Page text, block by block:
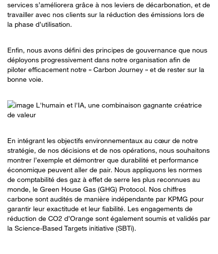
services s’améliorera grâce à nos leviers de décarbonation, et de
travailler avec nos clients sur la réduction des émissions lors de
la phase d’utilisation.
Enfin, nous avons défini des principes de gouvernance que nous
déployons progressivement dans notre organisation afin de
piloter efficacement notre « Carbon Journey » et de rester sur la
bonne voie.
En intégrant les objectifs environnementaux au cœur de notre
stratégie, de nos décisions et de nos opérations, nous souhaitons
montrer l’exemple et démontrer que durabilité et performance
économique peuvent aller de pair. Nous appliquons les normes
de comptabilité des gaz à effet de serre les plus reconnues au
monde, le Green House Gas (GHG) Protocol. Nos chiffres
carbone sont audités de manière indépendante par KPMG pour
garantir leur exactitude et leur fiabilité. Les engagements de
réduction de CO2 d’Orange sont également soumis et validés par
la Science-Based Targets initiative (SBTi).